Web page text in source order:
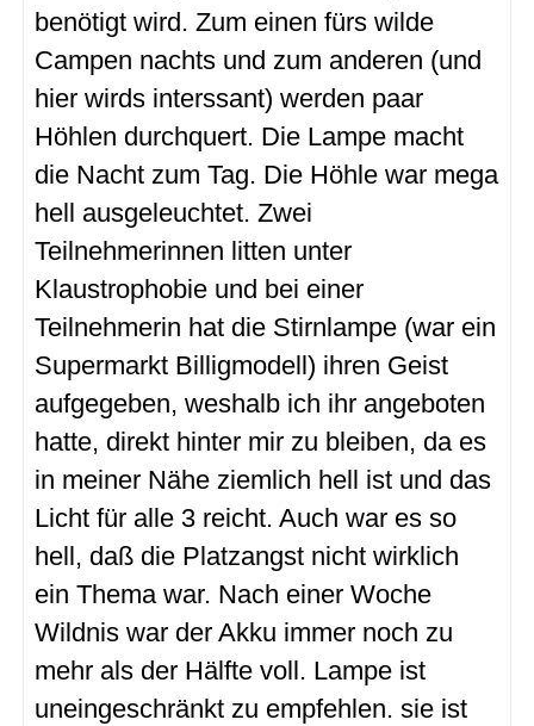
benötigt wird. Zum einen fürs wilde
Campen nachts und zum anderen (und
hier wirds interssant) werden paar
Höhlen durchquert. Die Lampe macht
die Nacht zum Tag. Die Höhle war mega
hell ausgeleuchtet. Zwei
Teilnehmerinnen litten unter
Klaustrophobie und bei einer
Teilnehmerin hat die Stirnlampe (war ein
Supermarkt Billigmodell) ihren Geist
aufgegeben, weshalb ich ihr angeboten
hatte, direkt hinter mir zu bleiben, da es
in meiner Nähe ziemlich hell ist und das
Licht für alle 3 reicht. Auch war es so
hell, daß die Platzangst nicht wirklich
ein Thema war. Nach einer Woche
Wildnis war der Akku immer noch zu
mehr als der Hälfte voll. Lampe ist
uneingeschränkt zu empfehlen. sie ist